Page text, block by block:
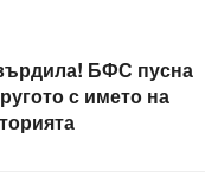
БФС пусна
с името на